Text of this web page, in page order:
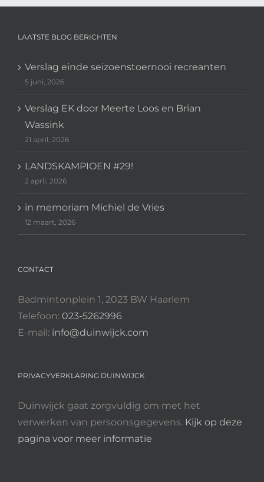
LAATSTE BLOG BERICHTEN
Verslag einde seizoenstoernooi recreanten
5 juni, 2026
Verslag EK door Meerte Loos en Brian
Wassink
21 april, 2026
LANDSKAMPIOEN #29!
2 april, 2026
in memoriam Michiel de Vries
12 maart, 2026
CONTACT
Badmintonplein 1, 2023 BW Haarlem
Telefoon: 023-5262996
E-mail: info@duinwijck.com
PRIVACYVERKLARING DUINWIJCK
Duinwijck gaat zorgvuldig om met het
verwerken van persoonsgegevens. Kijk op deze
pagina voor meer informatie